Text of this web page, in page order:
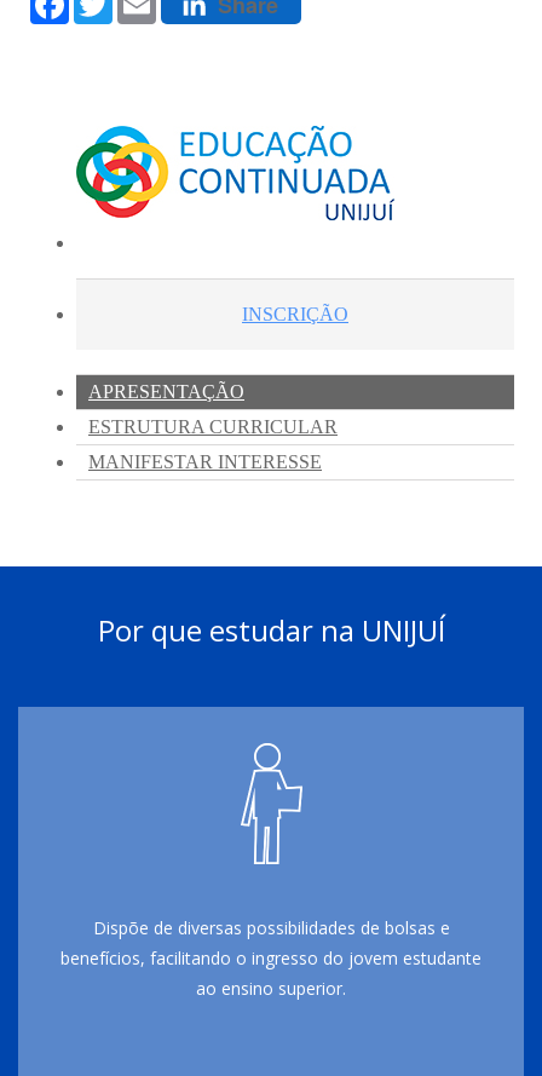
Por que estudar na UNIJUÍ
Dispõe de diversas possibilidades de bolsas e
benefícios, facilitando o ingresso do jovem estudante
ao ensino superior.